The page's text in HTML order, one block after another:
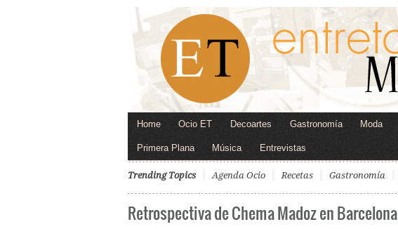
Home Ocio ET Decoartes Gastronomía Moda
Primera Plana Música Entrevistas
Trending Topics Agenda Ocio Recetas Gastronomía
Retrospectiva de Chema Madoz en Barcelona